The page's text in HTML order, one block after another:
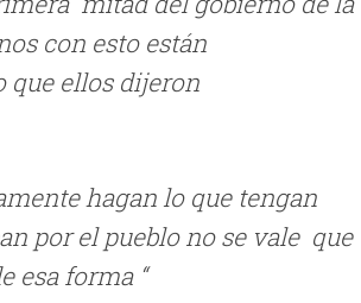
con esto están
que ellos dijeron
hagan lo que tengan
por el pueblo no se vale que
esa forma “